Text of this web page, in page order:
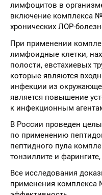
лимфоцитов в
включение комплекса
хронических ЛОР-
При применении
лимфоидные клетки,
полости, евстахиевых
которые являются
инфекции из
является повышение
к инфекционным
В России проведен
по применению
пептидного пула
тонзиллите и
Все исследования
применения комплекса